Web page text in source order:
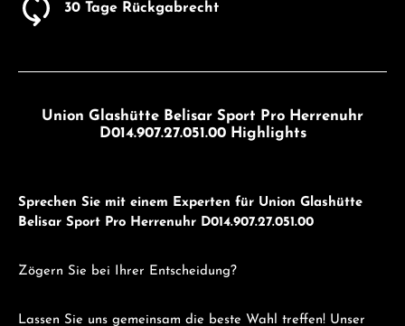
30 Tage Rückgabrecht
Union Glashütte Belisar Sport Pro Herrenuhr
D014.907.27.051.00 Highlights
Sprechen Sie mit einem Experten für Union Glashütte
Belisar Sport Pro Herrenuhr D014.907.27.051.00
Zögern Sie bei Ihrer Entscheidung?
Lassen Sie uns gemeinsam die beste Wahl treffen! Unser